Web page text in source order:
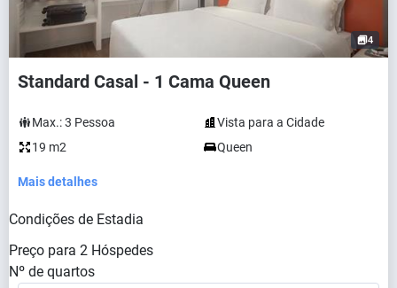
4
Standard Casal - 1 Cama Queen
Max.:3 Pessoa
Vista para a Cidade
19 m2
Queen
Mais detalhes
Condições de Estadia
Preço para 2 Hóspedes
Nº de quartos